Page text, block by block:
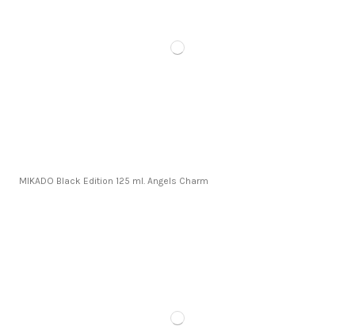
MIKADO Black Edition 125 ml. Angels Charm